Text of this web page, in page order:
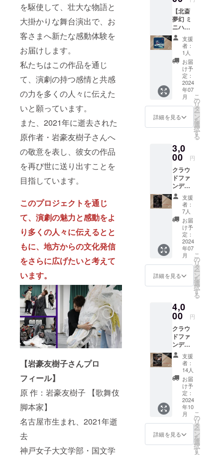
を駆使して、壮大な物語と
大掛かりな舞台演出で、お
客さまへ新たな感動体験を
お届けします。
私たちはこの作品を通じ
て、演劇の持つ感情と共感
の力を多くの人々に伝えた
いと願っています。
また、2021年に逝去された
原作者・岩豪友樹子さんへ
の敬意を表し、彼女の作品
を再び世に送り出すことを
目指しています。
このプロジェクトを通じ
て、演劇の魅力と感動をよ
り多くの人々に伝えるとと
もに、地方からの文化発信
をさらに広げたいと考えて
います。
【岩豪友樹子さんプロ
フィール】
原 作：岩豪友樹子 【歌舞伎
脚本家】
名古屋市生まれ、2021年逝
去
神戸女子大文学部・国文学
ての非
売品ポ
スト
カード
はイベ
ント当
日劇場
でお渡
ししま
59DAY
S」THE
READI
NG 原
作：野
上弥生
子「海
神丸」
脚色・
演出：
梶原涼
晴 出
演：林
郎、北
見翔、
崎紗也
加、甲
斐直人
【劇
場】 久
家の大
蔵（臼
杵市浜
町）
【日
時】 7
月26日
（金）
18時 7
月27日
13時/18
時 7月
（日）
13時 ※
特別
ワーク
ショッ
プ 7月
28日千
穐楽終
演後
（15時
から16
時）に
て実施
予定。
https://
kamak
aji.com/
※メール
で予約
りお越
しくだ
さい。
◆7月20
日の
『北斎
夢幻』
本公演
／8月27
日の
『アフ
ターイ
ベン
ト』お
客様感
の空席
状況を
確認を
してく
ださ
い。 ①
本文記
載のリ
ンクよ
り空き
状況を
確認し
て、希
望の席
欄にご
記入下
画面よ
り、希
望日を
お選び
くださ
い。 ※
日程・
会場が
それぞ
れ違い
ますの
で、お
間違え
の無い
ように
ださ
い。 ※
◆サイ
ズ
220mm
×310m
m ★ク
ラウド
ファン
ディン
グ特典
として
の非売
品ポス
トカー
ドはク
リア
お届け
いたし
ます
【北斎
夢幻 ミ
ニハン
カチタ
オル】
北斎を
イメー
ジした
富士と
波を描
いたハ
ンカチ
タオル
です。
ポケッ
トに入
い大き
さです
ので、
この夏
大活躍
の予感
☆彡 ◆
サイズ
220mm
×220m
ラウド
ファン
ディン
グ特典
として
ドはタ
オルに
同梱し
てお届
けいた
します
支援
者：
1人
お届
け予
定：
2024
年07
月
詳細を見る
こ
の
リ
タ
ー
ン
を
選
択
す
る
3,0
00 円
クラウ
ドファ
ンディ
ング限
定！
【北斎
夢幻 脚
本】 製
本され
た美し
い脚本
が初登
場！ 舞
台観劇
後に読
み返す
し、読
んで観
劇に挑
むも良
し☆彡
文字か
ら異形
の世界
が垣間
見える
こと間
違いな
しで
す。 希
望者へ
吉祥
じゅん
支援
者：
7人
お届
け予
定：
2024
年07
月
詳細を見る
こ
の
リ
タ
ー
ン
を
選
択
す
る
4,0
00 円
クラウ
ドファ
ンディ
ング限
定！
【北斎
夢幻 メ
イキン
グ・
フォト
ブッ
ク】 本
番まで
の製作
過程、
その裏
支援
者：
14人
お届
け予
定：
2024
年10
月
詳細を見る
こ
の
リ
タ
ー
ン
を
選
択
す